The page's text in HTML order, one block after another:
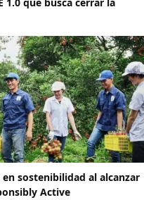
en sostenibilidad al alcanzar
Active